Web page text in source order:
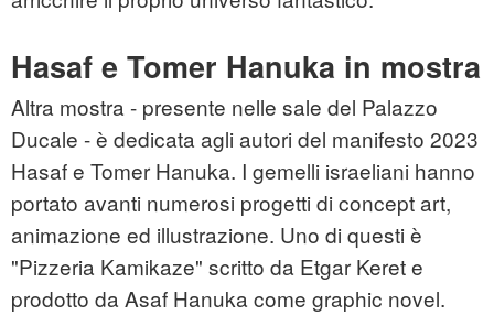
Hasaf e Tomer Hanuka in mostra
Altra mostra - presente nelle sale del Palazzo
Ducale - è dedicata agli autori del manifesto 2023
Hasaf e Tomer Hanuka. I gemelli israeliani hanno
portato avanti numerosi progetti di concept art,
animazione ed illustrazione. Uno di questi è
"Pizzeria Kamikaze" scritto da Etgar Keret e
prodotto da Asaf Hanuka come graphic novel.